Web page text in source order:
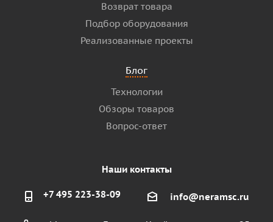
Возврат товара
Подбор оборудования
Реализованные проекты
Блог
Технологии
Обзоры товаров
Вопрос-ответ
Наши контакты
+7 495 223-38-09 info@neramsc.ru